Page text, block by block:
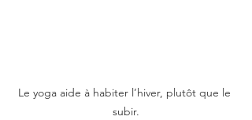
Le yoga aide à habiter l’hiver, plutôt que le
subir.